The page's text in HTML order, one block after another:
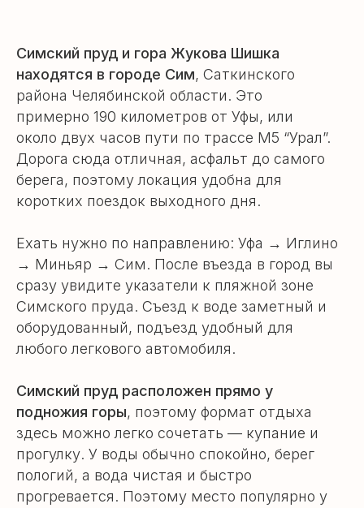
Симский пруд и гора Жукова Шишка
находятся в городе Сим, Саткинского
района Челябинской области. Это
примерно 190 километров от Уфы, или
около двух часов пути по трассе М5 “Урал”.
Дорога сюда отличная, асфальт до самого
берега, поэтому локация удобна для
коротких поездок выходного дня.
Ехать нужно по направлению: Уфа → Иглино
→ Миньяр → Сим. После въезда в город вы
сразу увидите указатели к пляжной зоне
Симского пруда. Съезд к воде заметный и
оборудованный, подъезд удобный для
любого легкового автомобиля.
Симский пруд расположен прямо у
подножия горы, поэтому формат отдыха
здесь можно легко сочетать — купание и
прогулку. У воды обычно спокойно, берег
пологий, а вода чистая и быстро
прогревается. Поэтому место популярно у